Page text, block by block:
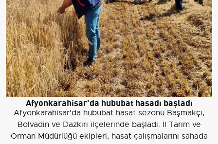
Afyonkarahisar'da hububat hasadı başladı
Afyonkarahisar'da hububat hasat sezonu Başmakçı,
Bolvadin ve Dazkırı ilçelerinde başladı. İl Tarım ve
Orman Müdürlüğü ekipleri, hasat çalışmalarını sahada